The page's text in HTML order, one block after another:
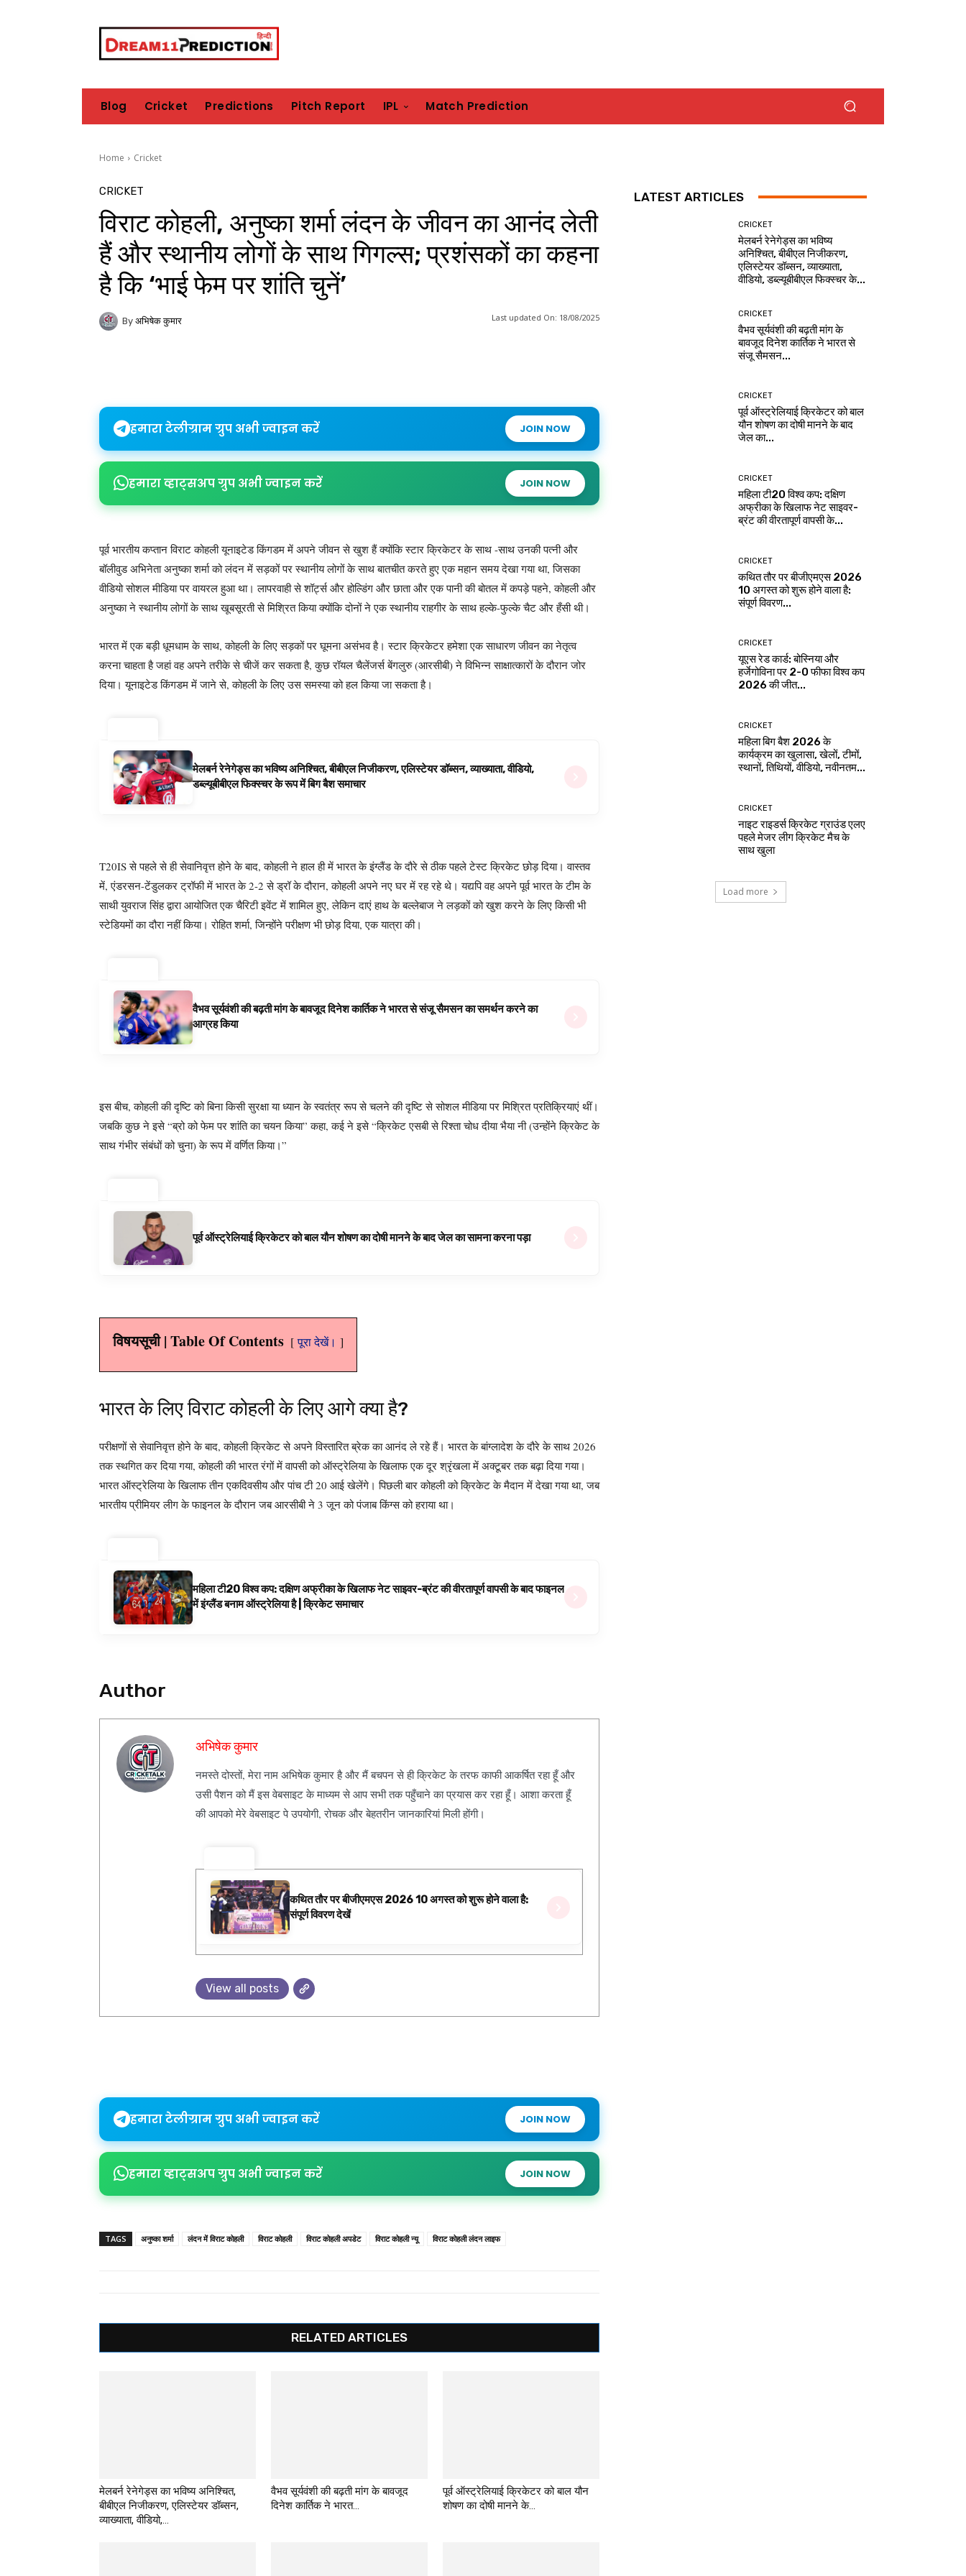
Blog Cricket Predictions Pitch Report IPL Match Prediction
Home Cricket
CRICKET
विराट कोहली, अनुष्का शर्मा लंदन के जीवन का आनंद लेती
हैं और स्थानीय लोगों के साथ गिगल्स; प्रशंसकों का कहना
है कि ‘भाई फेम पर शांति चुनें’
By अभिषेक कुमार Last updated On: 18/08/2025
हमारा टेलीग्राम ग्रुप अभी ज्वाइन करें JOIN NOW
हमारा व्हाट्सअप ग्रुप अभी ज्वाइन करें JOIN NOW
पूर्व भारतीय कप्तान विराट कोहली यूनाइटेड किंगडम में अपने जीवन से खुश हैं क्योंकि स्टार क्रिकेटर के साथ -साथ उनकी पत्नी और
बॉलीवुड अभिनेता अनुष्का शर्मा को लंदन में सड़कों पर स्थानीय लोगों के साथ बातचीत करते हुए एक महान समय देखा गया था, जिसका
वीडियो सोशल मीडिया पर वायरल हुआ था। लापरवाही से शॉर्ट्स और होल्डिंग और छाता और एक पानी की बोतल में कपड़े पहने, कोहली और
अनुष्का ने स्थानीय लोगों के साथ खूबसूरती से मिश्रित किया क्योंकि दोनों ने एक स्थानीय राहगीर के साथ हल्के-फुल्के चैट और हँसी थी।
भारत में एक बड़ी धूमधाम के साथ, कोहली के लिए सड़कों पर घूमना असंभव है। स्टार क्रिकेटर हमेशा एक साधारण जीवन का नेतृत्व
करना चाहता है जहां वह अपने तरीके से चीजें कर सकता है, कुछ रॉयल चैलेंजर्स बेंगलुरु (आरसीबी) ने विभिन्न साक्षात्कारों के दौरान जोर
दिया। यूनाइटेड किंगडम में जाने से, कोहली के लिए उस समस्या को हल किया जा सकता है।
मेलबर्न रेनेगेड्स का भविष्य अनिश्चित, बीबीएल निजीकरण, एलिस्टेयर डॉब्सन, व्याख्याता, वीडियो,
डब्ल्यूबीबीएल फिक्स्चर के रूप में बिग बैश समाचार
T20IS से पहले से ही सेवानिवृत्त होने के बाद, कोहली ने हाल ही में भारत के इंग्लैंड के दौरे से ठीक पहले टेस्ट क्रिकेट छोड़ दिया। वास्तव
में, एंडरसन-टेंडुलकर ट्रॉफी में भारत के 2-2 से ड्रॉ के दौरान, कोहली अपने नए घर में रह रहे थे। यद्यपि वह अपने पूर्व भारत के टीम के
साथी युवराज सिंह द्वारा आयोजित एक चैरिटी इवेंट में शामिल हुए, लेकिन दाएं हाथ के बल्लेबाज ने लड़कों को खुश करने के लिए किसी भी
स्टेडियमों का दौरा नहीं किया। रोहित शर्मा, जिन्होंने परीक्षण भी छोड़ दिया, एक यात्रा की।
वैभव सूर्यवंशी की बढ़ती मांग के बावजूद दिनेश कार्तिक ने भारत से संजू सैमसन का समर्थन करने का
आग्रह किया
इस बीच, कोहली की दृष्टि को बिना किसी सुरक्षा या ध्यान के स्वतंत्र रूप से चलने की दृष्टि से सोशल मीडिया पर मिश्रित प्रतिक्रियाएं थीं।
जबकि कुछ ने इसे “ब्रो को फेम पर शांति का चयन किया” कहा, कई ने इसे “क्रिकेट एसबी से रिश्ता चोध दीया भैया नी (उन्होंने क्रिकेट के
साथ गंभीर संबंधों को चुना) के रूप में वर्णित किया।”
पूर्व ऑस्ट्रेलियाई क्रिकेटर को बाल यौन शोषण का दोषी मानने के बाद जेल का सामना करना पड़ा
विषयसूची | Table Of Contents पूरा देखें।
भारत के लिए विराट कोहली के लिए आगे क्या है?
परीक्षणों से सेवानिवृत्त होने के बाद, कोहली क्रिकेट से अपने विस्तारित ब्रेक का आनंद ले रहे हैं। भारत के बांग्लादेश के दौरे के साथ 2026
तक स्थगित कर दिया गया, कोहली की भारत रंगों में वापसी को ऑस्ट्रेलिया के खिलाफ एक दूर श्रृंखला में अक्टूबर तक बढ़ा दिया गया।
भारत ऑस्ट्रेलिया के खिलाफ तीन एकदिवसीय और पांच टी 20 आई खेलेंगे। पिछली बार कोहली को क्रिकेट के मैदान में देखा गया था, जब
भारतीय प्रीमियर लीग के फाइनल के दौरान जब आरसीबी ने 3 जून को पंजाब किंग्स को हराया था।
महिला टी20 विश्व कप: दक्षिण अफ्रीका के खिलाफ नेट साइवर-ब्रंट की वीरतापूर्ण वापसी के बाद फाइनल
में इंग्लैंड बनाम ऑस्ट्रेलिया है | क्रिकेट समाचार
Author
अभिषेक कुमार
नमस्ते दोस्तों, मेरा नाम अभिषेक कुमार है और मैं बचपन से ही क्रिकेट के तरफ काफी आकर्षित रहा हूँ और
उसी पैशन को मैं इस वेबसाइट के माध्यम से आप सभी तक पहुँचाने का प्रयास कर रहा हूँ। आशा करता हूँ
की आपको मेरे वेबसाइट पे उपयोगी, रोचक और बेहतरीन जानकारियां मिली होंगी।
कथित तौर पर बीजीएमएस 2026 10 अगस्त को शुरू होने वाला है:
संपूर्ण विवरण देखें
View all posts
हमारा टेलीग्राम ग्रुप अभी ज्वाइन करें JOIN NOW
हमारा व्हाट्सअप ग्रुप अभी ज्वाइन करें JOIN NOW
TAGS अनुष्का शर्मा लंदन में विराट कोहली विराट कोहली विराट कोहली अपडेट विराट कोहली न्यू विराट कोहली लंदन लाइफ
RELATED ARTICLES
मेलबर्न रेनेगेड्स का भविष्य अनिश्चित,
बीबीएल निजीकरण, एलिस्टेयर डॉब्सन,
व्याख्याता, वीडियो,...
वैभव सूर्यवंशी की बढ़ती मांग के बावजूद
दिनेश कार्तिक ने भारत...
पूर्व ऑस्ट्रेलियाई क्रिकेटर को बाल यौन
शोषण का दोषी मानने के...
LATEST ARTICLES
CRICKET
मेलबर्न रेनेगेड्स का भविष्य
अनिश्चित, बीबीएल निजीकरण,
एलिस्टेयर डॉब्सन, व्याख्याता,
वीडियो, डब्ल्यूबीबीएल फिक्स्चर के...
CRICKET
वैभव सूर्यवंशी की बढ़ती मांग के
बावजूद दिनेश कार्तिक ने भारत से
संजू सैमसन...
CRICKET
पूर्व ऑस्ट्रेलियाई क्रिकेटर को बाल
यौन शोषण का दोषी मानने के बाद
जेल का...
CRICKET
महिला टी20 विश्व कप: दक्षिण
अफ्रीका के खिलाफ नेट साइवर-
ब्रंट की वीरतापूर्ण वापसी के...
CRICKET
कथित तौर पर बीजीएमएस 2026
10 अगस्त को शुरू होने वाला है:
संपूर्ण विवरण...
CRICKET
यूएस रेड कार्ड: बोस्निया और
हर्जेगोविना पर 2-0 फीफा विश्व कप
2026 की जीत...
CRICKET
महिला बिग बैश 2026 के
कार्यक्रम का खुलासा, खेलों, टीमों,
स्थानों, तिथियों, वीडियो, नवीनतम...
CRICKET
नाइट राइडर्स क्रिकेट ग्राउंड एलए
पहले मेजर लीग क्रिकेट मैच के
साथ खुला
Load more